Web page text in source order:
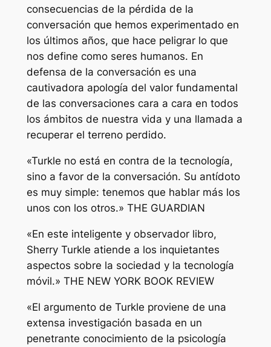
consecuencias de la pérdida de la
conversación que hemos experimentado en
los últimos años, que hace peligrar lo que
nos define como seres humanos. En
defensa de la conversación es una
cautivadora apología del valor fundamental
de las conversaciones cara a cara en todos
los ámbitos de nuestra vida y una llamada a
recuperar el terreno perdido.
«Turkle no está en contra de la tecnología,
sino a favor de la conversación. Su antídoto
es muy simple: tenemos que hablar más los
unos con los otros.» THE GUARDIAN
«En este inteligente y observador libro,
Sherry Turkle atiende a los inquietantes
aspectos sobre la sociedad y la tecnología
móvil.» THE NEW YORK BOOK REVIEW
«El argumento de Turkle proviene de una
extensa investigación basada en un
penetrante conocimiento de la psicología